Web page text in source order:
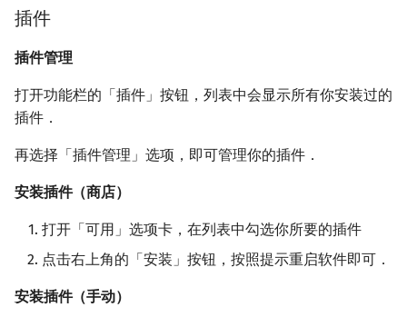
插件
插件管理
打开功能栏的「插件」按钮，列表中会显示所有你安装过的
插件．
再选择「插件管理」选项，即可管理你的插件．
安装插件（商店）
打开「可用」选项卡，在列表中勾选你所要的插件
点击右上角的「安装」按钮，按照提示重启软件即可．
安装插件（手动）